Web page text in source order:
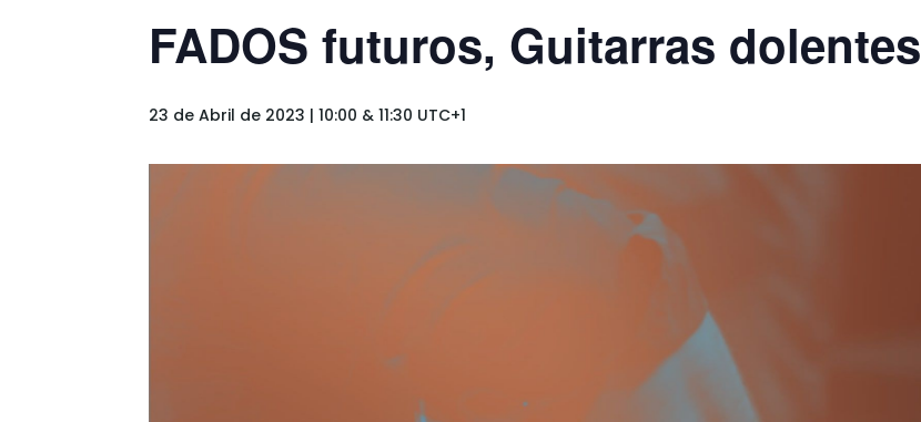
FADOS futuros, Guitarras dolentes
23 de Abril de 2023 | 10:00 &11:30 UTC+1